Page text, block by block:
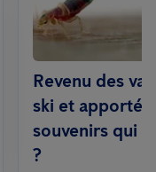
Revenu des
ski et apporté
souvenirs qui
?